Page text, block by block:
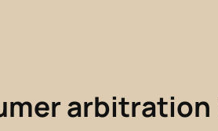
arbitration